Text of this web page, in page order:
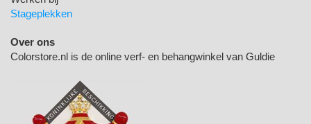
Stageplekken
Over ons
Colorstore.nl is de online verf- en behangwinkel van Guldie